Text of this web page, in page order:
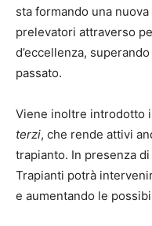
sta formando una
prelevatori attraverso
d’eccellenza,
passato.
Viene inoltre introdotto
terzi, che rende attivi
trapianto. In presenza
Trapianti potrà
e aumentando le